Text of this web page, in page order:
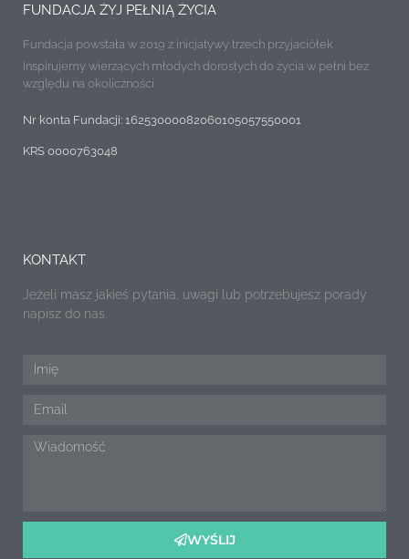
FUNDACJA ŻYJ PEŁNIĄ ŻYCIA
Fundacja powstała w 2019 z inicjatywy trzech przyjaciółek
Inspirujemy wierzących młodych dorosłych do życia w pełni bez
względu na okoliczności.
Nr konta Fundacji: 16253000082060105057550001
KRS 0000763048
KONTAKT
Jeżeli masz jakieś pytania, uwagi lub potrzebujesz porady
napisz do nas.
WYŚLIJ